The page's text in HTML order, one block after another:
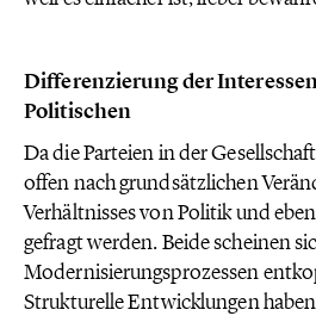
Differenzierung der
Politischen
Da die Parteien in der
offen nach grundsätzlichen
Verhältnisses von Politik und
gefragt werden. Beide scheinen
Modernisierungsprozessen
Strukturelle Entwicklungen